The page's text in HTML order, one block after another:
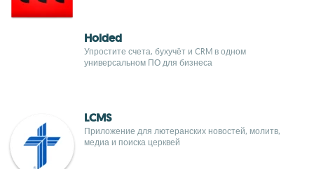
Holded
Упростите счета, бухучёт и CRM в одном
универсальном ПО для бизнеса
LCMS
Приложение для лютеранских новостей, молитв,
медиа и поиска церквей